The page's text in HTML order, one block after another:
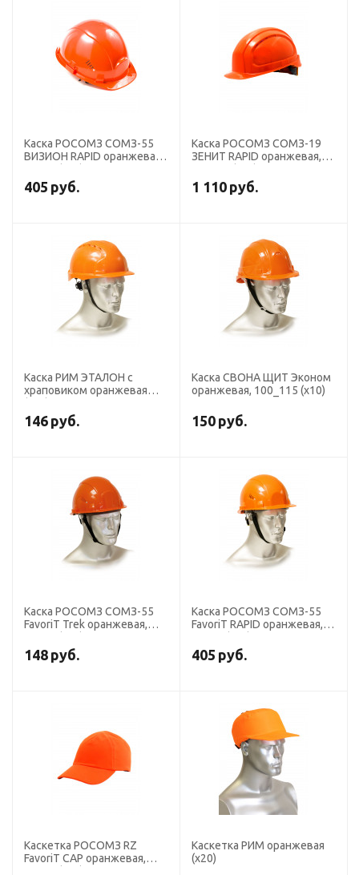
Каска РОСОМЗ СОМЗ-55
ВИЗИОН RAPID оранжевая,
405 руб.
Каска РОСОМЗ СОМЗ-19
ЗЕНИТ RAPID оранжевая,
1 110 руб.
Каска РИМ ЭТАЛОН с
храповиком оранжевая
146 руб.
Каска СВОНА ЩИТ Эконом
оранжевая, 100_115 (х10)
150 руб.
Каска РОСОМЗ СОМЗ-55
FavoriT Trek оранжевая,
148 руб.
Каска РОСОМЗ СОМЗ-55
FavoriT RAPID оранжевая,
405 руб.
Каскетка РОСОМЗ RZ
FavoriT CAP оранжевая,
Каскетка РИМ оранжевая
(х20)